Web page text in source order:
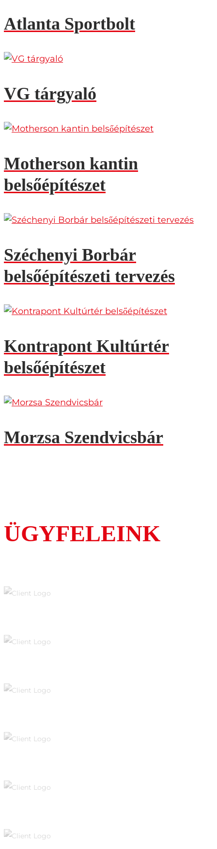
Atlanta Sportbolt
VG tárgyaló
Motherson kantin
belsőépítészet
Széchenyi Borbár
belsőépítészeti tervezés
Kontrapont Kultúrtér
belsőépítészet
Morzsa Szendvicsbár
ÜGYFELEINK